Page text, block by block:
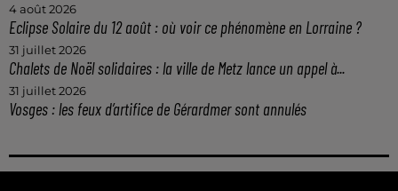
4 août 2026
Eclipse Solaire du 12 août : où voir ce phénomène en Lorraine ?
31 juillet 2026
Chalets de Noël solidaires : la ville de Metz lance un appel à...
31 juillet 2026
Vosges : les feux d’artifice de Gérardmer sont annulés